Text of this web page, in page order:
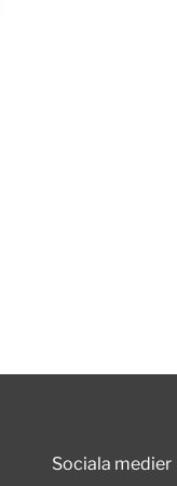
Sociala medier